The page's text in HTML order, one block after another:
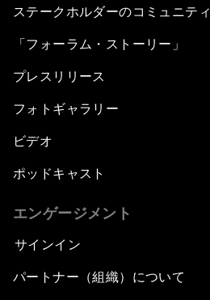
ステークホルダーのコミュニティ
「フォーラム・ストーリー」
プレスリリース
フォトギャラリー
ビデオ
ポッドキャスト
エンゲージメント
サインイン
パートナー（組織）について